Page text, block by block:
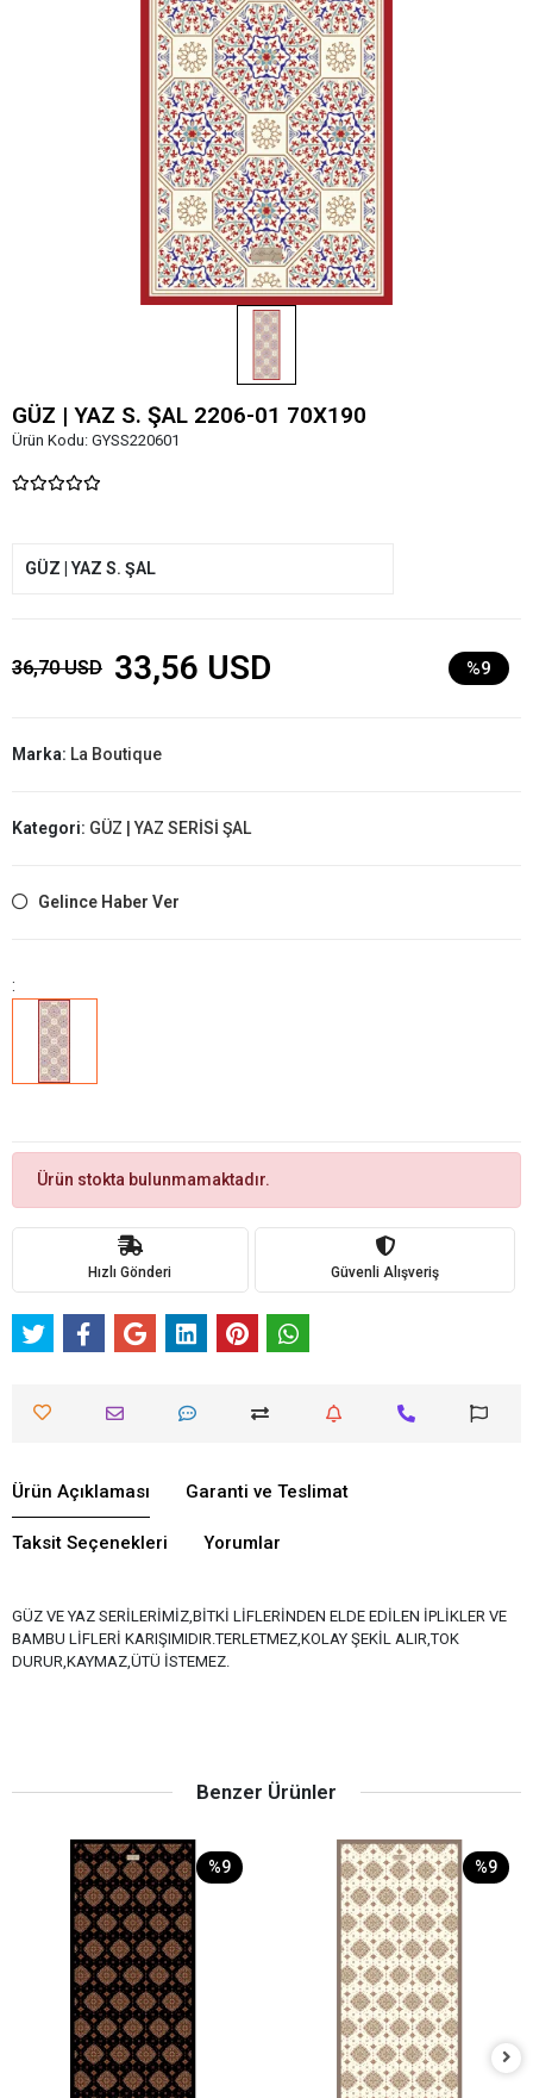
GÜZ | YAZ S. ŞAL 2206-01 70X190
Ürün Kodu: GYSS220601
GÜZ | YAZ S. ŞAL
36,70 USD 33,56 USD %9
Marka: La Boutique
Kategori: GÜZ | YAZ SERİSİ ŞAL
Gelince Haber Ver
:
Ürün stokta bulunmamaktadır.
Hızlı Gönderi Güvenli Alışveriş
Ürün Açıklaması Garanti ve Teslimat
Taksit Seçenekleri Yorumlar
GÜZ VE YAZ SERİLERİMİZ,BİTKİ LİFLERİNDEN ELDE EDİLEN İPLİKLER VE
BAMBU LİFLERİ KARIŞIMIDIR.TERLETMEZ,KOLAY ŞEKİL ALIR,TOK
DURUR,KAYMAZ,ÜTÜ İSTEMEZ.
Benzer Ürünler
%9 %9